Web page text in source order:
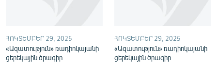
ՀՈԿՏԵՄԲԵՐ 29, 2025
«Ազատություն» ռադիոկայանի
ցերեկային ծրագիր
ՀՈԿՏԵՄԲԵՐ 29, 2025
«Ազատություն» ռադիոկայանի
ցերեկային ծրագիր